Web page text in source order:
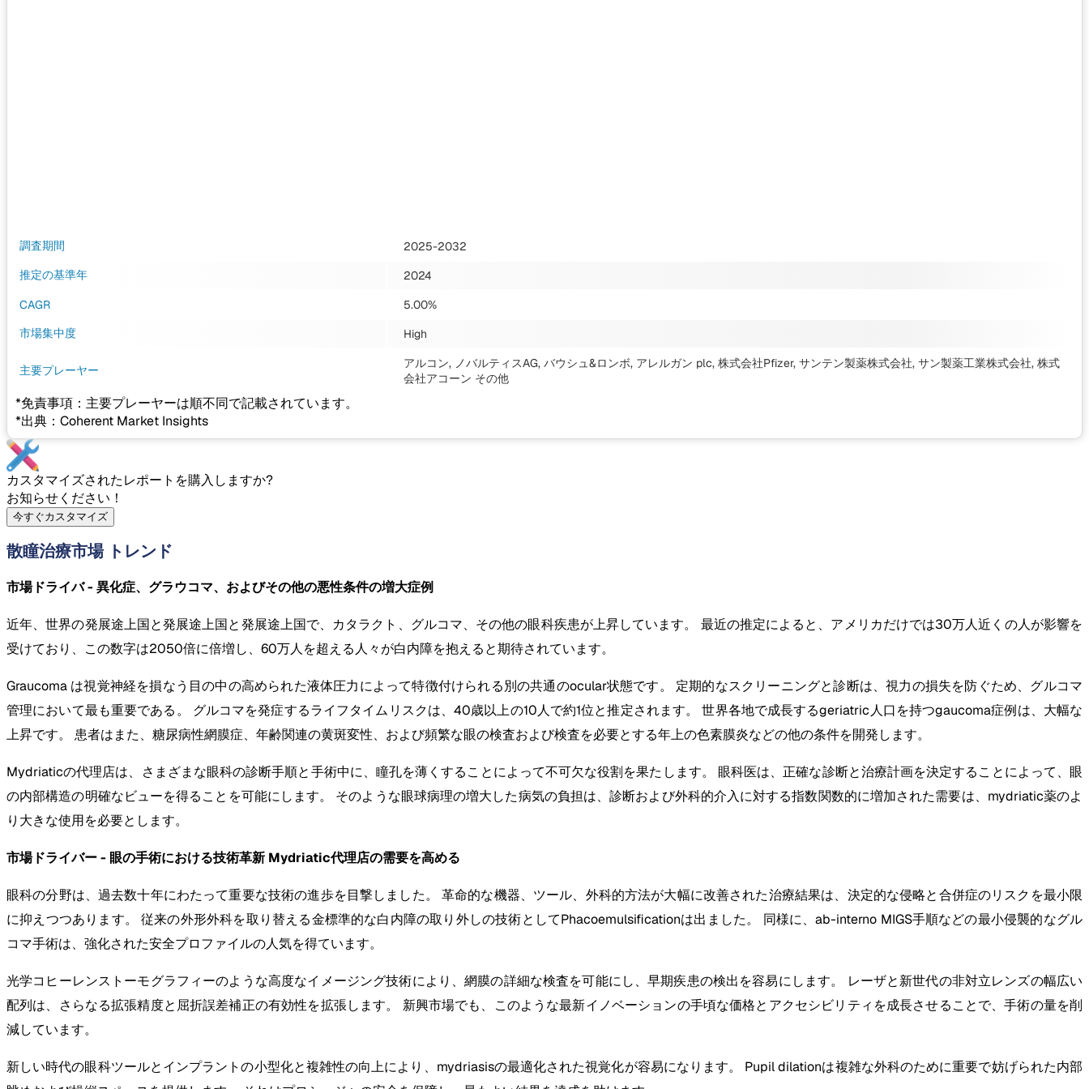
調査期間
2025-2032
推定の基準年
2024
CAGR
5.00%
市場集中度
High
主要プレーヤー
アルコン, ノバルティスAG, バウシュ&ロンボ, アレルガン plc, 株式会社Pfizer, サンテン製薬株式会社, サン製薬工業株式会社, 株式
会社アコーン その他
*免責事項：主要プレーヤーは順不同で記載されています。
*出典：Coherent Market Insights
カスタマイズされたレポートを購入しますか?
お知らせください！
今すぐカスタマイズ
散瞳治療市場 トレンド
市場ドライバ - 異化症、グラウコマ、およびその他の悪性条件の増大症例
近年、世界の発展途上国と発展途上国と発展途上国で、カタラクト、グルコマ、その他の眼科疾患が上昇しています。 最近の推定によると、アメリカだけでは30万人近くの人が影響を
受けており、この数字は2050倍に倍増し、60万人を超える人々が白内障を抱えると期待されています。
Graucoma は視覚神経を損なう目の中の高められた液体圧力によって特徴付けられる別の共通のocular状態です。 定期的なスクリーニングと診断は、視力の損失を防ぐため、グルコマ
管理において最も重要である。 グルコマを発症するライフタイムリスクは、40歳以上の10人で約1位と推定されます。 世界各地で成長するgeriatric人口を持つgaucoma症例は、大幅な
上昇です。 患者はまた、糖尿病性網膜症、年齢関連の黄斑変性、および頻繁な眼の検査および検査を必要とする年上の色素膜炎などの他の条件を開発します。
Mydriaticの代理店は、さまざまな眼科の診断手順と手術中に、瞳孔を薄くすることによって不可欠な役割を果たします。 眼科医は、正確な診断と治療計画を決定することによって、眼
の内部構造の明確なビューを得ることを可能にします。 そのような眼球病理の増大した病気の負担は、診断および外科的介入に対する指数関数的に増加された需要は、mydriatic薬のよ
り大きな使用を必要とします。
市場ドライバー - 眼の手術における技術革新 Mydriatic代理店の需要を高める
眼科の分野は、過去数十年にわたって重要な技術の進歩を目撃しました。 革命的な機器、ツール、外科的方法が大幅に改善された治療結果は、決定的な侵略と合併症のリスクを最小限
に抑えつつあります。 従来の外形外科を取り替える金標準的な白内障の取り外しの技術としてPhacoemulsificationは出ました。 同様に、ab-interno MIGS手順などの最小侵襲的なグル
コマ手術は、強化された安全プロファイルの人気を得ています。
光学コヒーレンストーモグラフィーのような高度なイメージング技術により、網膜の詳細な検査を可能にし、早期疾患の検出を容易にします。 レーザと新世代の非対立レンズの幅広い
配列は、さらなる拡張精度と屈折誤差補正の有効性を拡張します。 新興市場でも、このような最新イノベーションの手頃な価格とアクセシビリティを成長させることで、手術の量を削
減しています。
新しい時代の眼科ツールとインプラントの小型化と複雑性の向上により、mydriasisの最適化された視覚化が容易になります。 Pupil dilationは複雑な外科のために重要で妨げられた内部